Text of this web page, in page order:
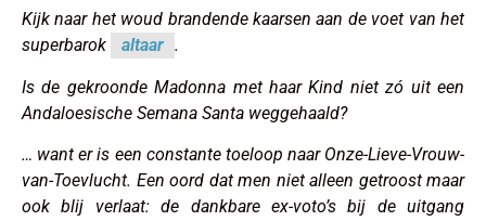
Kijk naar het woud brandende kaarsen aan de voet van het
superbarok
altaar .
Is de gekroonde Madonna met haar Kind niet zó uit een
Andaloesische Semana Santa weggehaald?
… want er is een constante toeloop naar Onze-Lieve-Vrouw-
van-Toevlucht. Een oord dat men niet alleen getroost maar
ook blij verlaat: de dankbare ex-voto’s bij de uitgang